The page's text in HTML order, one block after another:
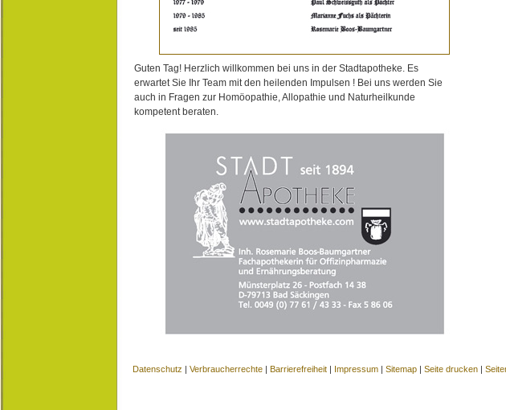
Guten Tag! Herzlich willkommen bei uns in der Stadtapotheke. Es
erwartet Sie Ihr Team mit den heilenden Impulsen ! Bei uns werden Sie
auch in Fragen zur Homöopathie, Allopathie und Naturheilkunde
kompetent beraten.
Datenschutz | Verbraucherrechte | Barrierefreiheit | Impressum | Sitemap | Seite drucken |